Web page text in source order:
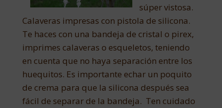
súper vistosa.
Calaveras impresas con pistola de silicona.
Te haces con una bandeja de cristal o pirex,
imprimes calaveras o esqueletos, teniendo
en cuenta que no haya separación entre los
huequitos. Es importante echar un poquito
de crema para que la silicona después sea
fácil de separar de la bandeja. Ten cuidado